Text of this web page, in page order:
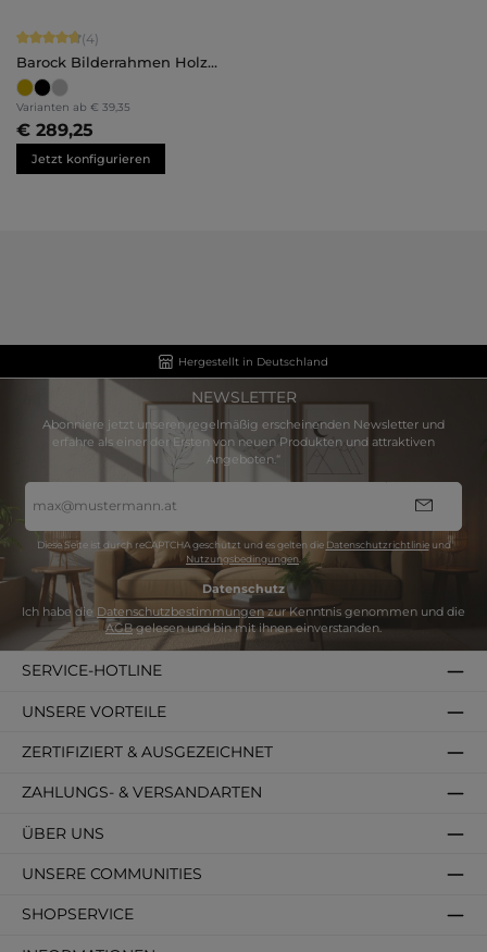
Durchschnittliche Bewertung von 4.75 von 5 Sternen
(4)
Barock Bilderrahmen Holz
Valentina
Varianten ab € 39,35
€ 289,25
Jetzt konfigurieren
Hergestellt in Deutschland
NEWSLETTER
Abonniere jetzt unseren regelmäßig erscheinenden Newsletter und
erfahre als einer der Ersten von neuen Produkten und attraktiven
Angeboten.“
Mail-
Adresse
Diese Seite ist durch reCAPTCHA geschützt und es gelten die Datenschutzrichtlinieund
Nutzungsbedingungen.
Datenschutz
Ich habe die Datenschutzbestimmungenzur Kenntnis genommen und die
AGBgelesen und bin mit ihnen einverstanden.
SERVICE-HOTLINE
SHOPSERVICE
ZAHLUNGS- & VERSANDARTEN
ÜBER UNS
ZERTIFIZIERT & AUSGEZEICHNET
UNSERE VORTEILE
UNSERE COMMUNITIES